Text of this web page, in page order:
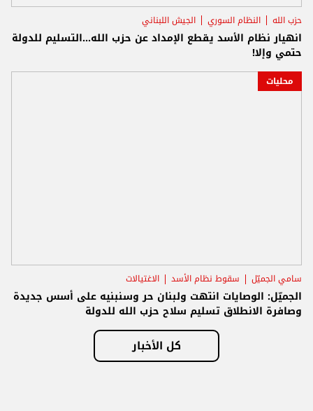
حزب الله النظام السوري الجيش اللبناني
انهيار نظام الأسد يقطع الإمداد عن حزب الله...التسليم للدولة
حتمي وإلا!
محليات
سامي الجميّل سقوط نظام الأسد الاغتيالات
الجميّل: الوصايات انتهت ولبنان حر وسنبنيه على أسس جديدة
وصافرة الانطلاق تسليم سلاح حزب الله للدولة
كل الأخبار